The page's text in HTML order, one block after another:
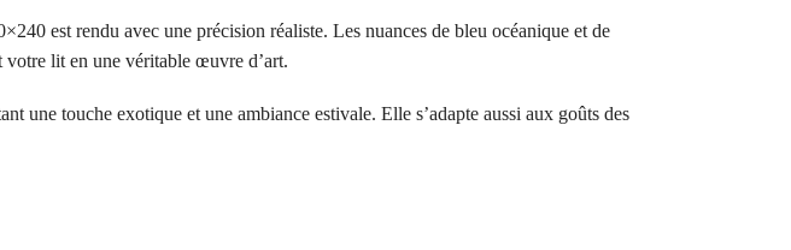
est rendu avec une précision réaliste. Les nuances de bleu océanique et de
votre lit en une véritable œuvre d’art.
une touche exotique et une ambiance estivale. Elle s’adapte aussi aux goûts des